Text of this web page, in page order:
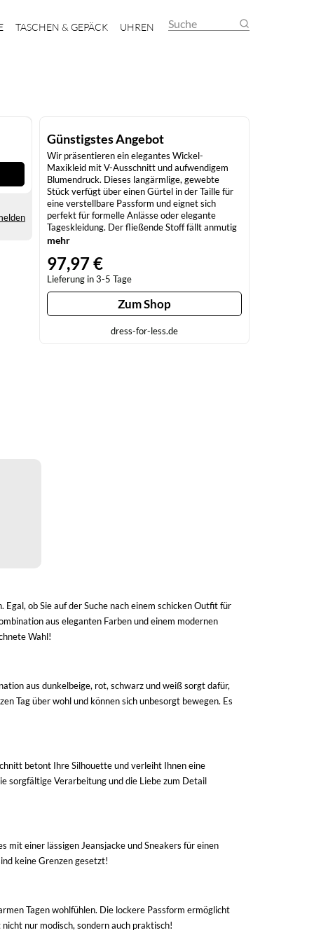
TASCHEN & GEPÄCK UHREN Suche
Günstigstes Angebot
Wir präsentieren ein elegantes Wickel-
Maxikleid mit V-Ausschnitt und aufwendigem
Blumendruck. Dieses langärmlige, gewebte
Stück verfügt über einen Gürtel in der Taille für
eine verstellbare Passform und eignet sich
perfekt für formelle Anlässe oder elegante
Tageskleidung. Der fließende Stoff fällt anmutig
und ist eine stilvolle und vielseitige Ergänzung
Elegant Leopard Collection Kleid
mehr
97,97 €
Lieferung in 3-5 Tage
Zum Shop
dress-for-less.de
ob Sie auf der Suche nach einem schicken Outfit für
aus eleganten Farben und einem modernen
Wahl!
aus dunkelbeige, rot, schwarz und weiß sorgt dafür,
Tag über wohl und können sich unbesorgt bewegen. Es
betont Ihre Silhouette und verleiht Ihnen eine
sorgfältige Verarbeitung und die Liebe zum Detail
mit einer lässigen Jeansjacke und Sneakers für einen
keine Grenzen gesetzt!
Tagen wohlfühlen. Die lockere Passform ermöglicht
nur modisch, sondern auch praktisch!